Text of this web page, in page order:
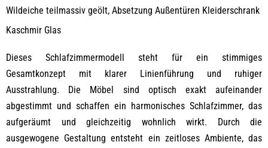
Wildeiche teilmassiv geölt, Absetzung Außentüren Kleiderschrank
Kaschmir Glas
Dieses Schlafzimmermodell steht für ein stimmiges
Gesamtkonzept mit klarer Linienführung und ruhiger
Ausstrahlung. Die Möbel sind optisch exakt aufeinander
abgestimmt und schaffen ein harmonisches Schlafzimmer, das
aufgeräumt und gleichzeitig wohnlich wirkt. Durch die
ausgewogene Gestaltung entsteht ein zeitloses Ambiente, das